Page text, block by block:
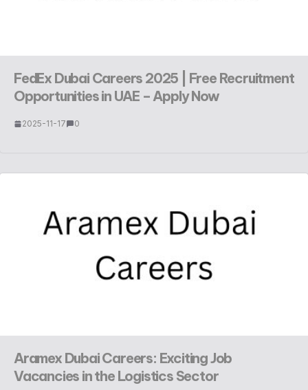
FedEx Dubai Careers 2025 | Free Recruitment
Opportunities in UAE – Apply Now
2025-11-17 0
Aramex Dubai Careers: Exciting Job
Vacancies in the Logistics Sector